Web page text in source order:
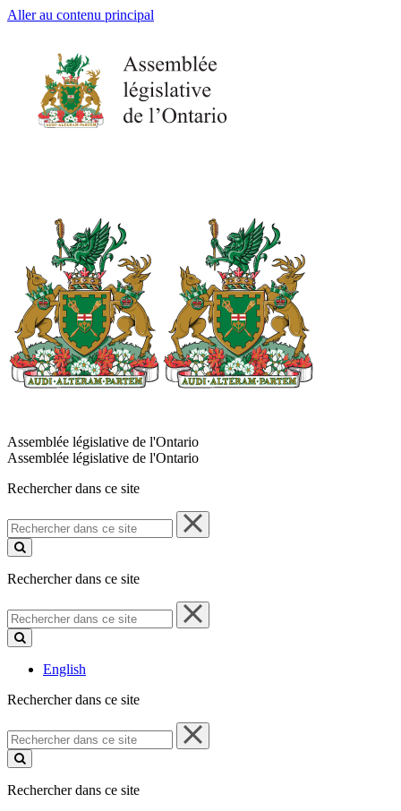
Aller au contenu principal
Assemblée législative de l'Ontario
Assemblée législative de l'Ontario
Rechercher dans ce site
Rechercher
dans
ce
Rechercher dans ce site
Rechercher
dans
ce
English
Rechercher dans ce site
Rechercher
dans
ce
Rechercher dans ce site